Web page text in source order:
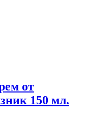
от
150 мл.